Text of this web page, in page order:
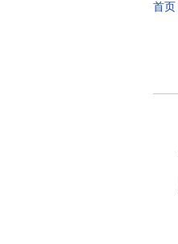
首页